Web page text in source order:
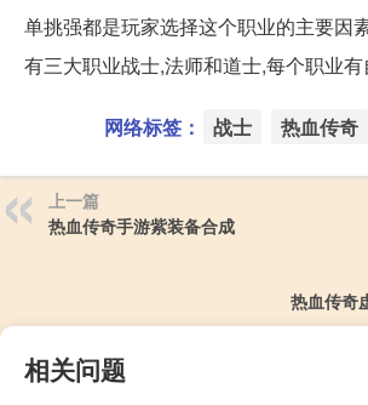
单挑强都是玩家选择这个职业的主要因
有三大职业战士,法师和道士,每个职业有
网络标签： 战士 热血传奇
上一篇
热血传奇手游紫装备合成
热血传奇
相关问题